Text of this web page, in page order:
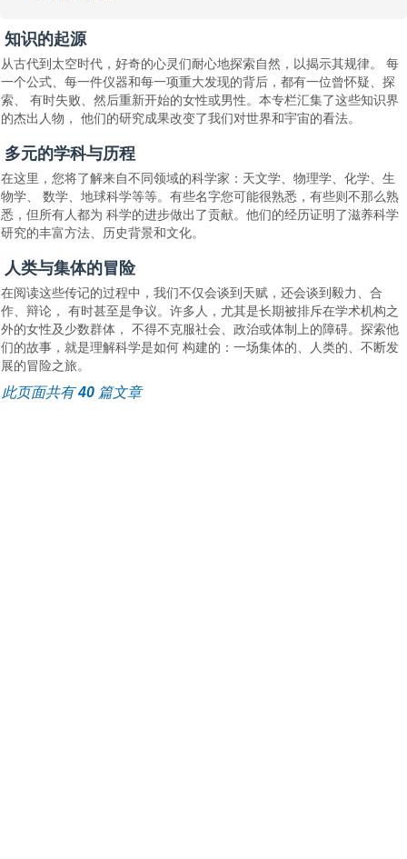
知识的起源
从古代到太空时代，好奇的心灵们耐心地探索自然，以揭示其规律。 每
一个公式、每一件仪器和每一项重大发现的背后，都有一位曾怀疑、探
索、 有时失败、然后重新开始的女性或男性。本专栏汇集了这些知识界
的杰出人物， 他们的研究成果改变了我们对世界和宇宙的看法。
多元的学科与历程
在这里，您将了解来自不同领域的科学家：天文学、物理学、化学、生
物学、 数学、地球科学等等。有些名字您可能很熟悉，有些则不那么熟
悉，但所有人都为 科学的进步做出了贡献。他们的经历证明了滋养科学
研究的丰富方法、历史背景和文化。
人类与集体的冒险
在阅读这些传记的过程中，我们不仅会谈到天赋，还会谈到毅力、合
作、辩论， 有时甚至是争议。许多人，尤其是长期被排斥在学术机构之
外的女性及少数群体， 不得不克服社会、政治或体制上的障碍。探索他
们的故事，就是理解科学是如何 构建的：一场集体的、人类的、不断发
展的冒险之旅。
此页面共有40篇文章